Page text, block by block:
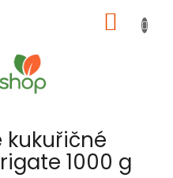
KOŠÍK
kukuřičné
1000 g